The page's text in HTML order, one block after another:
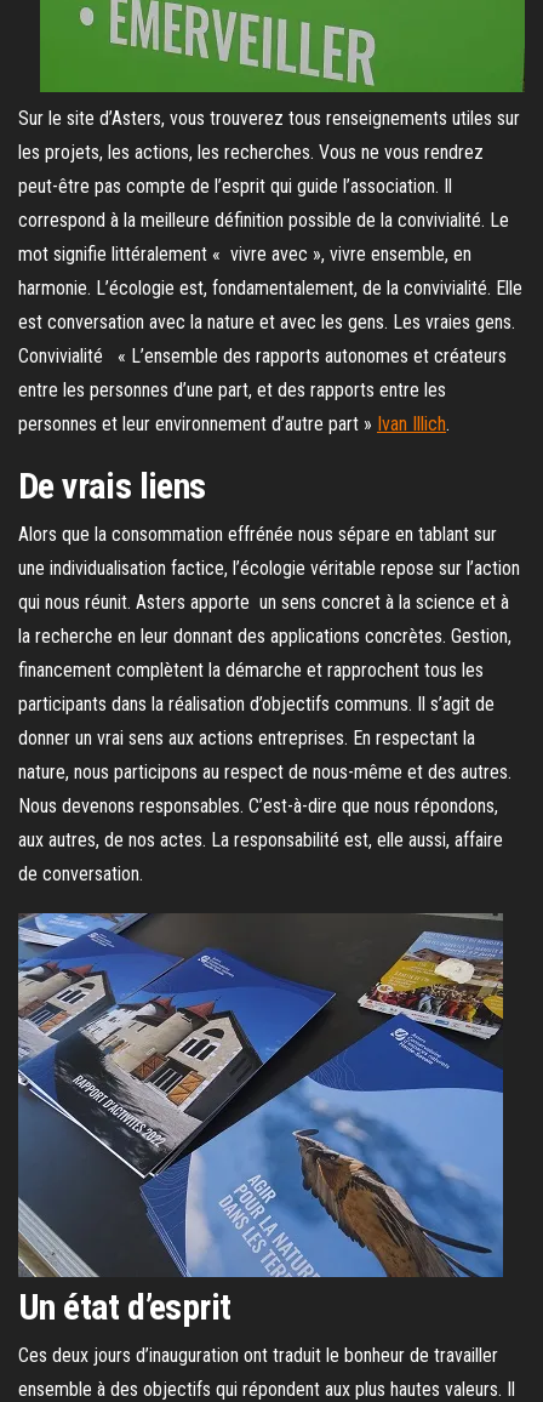
Sur le site d’Asters, vous trouverez tous renseignements utiles sur
les projets, les actions, les recherches. Vous ne vous rendrez
peut-être pas compte de l’esprit qui guide l’association. Il
correspond à la meilleure définition possible de la convivialité. Le
mot signifie littéralement « vivre avec », vivre ensemble, en
harmonie. L’écologie est, fondamentalement, de la convivialité. Elle
est conversation avec la nature et avec les gens. Les vraies gens.
Convivialité « L’ensemble des rapports autonomes et créateurs
entre les personnes d’une part, et des rapports entre les
personnes et leur environnement d’autre part » Ivan Illich.
De vrais liens
Alors que la consommation effrénée nous sépare en tablant sur
une individualisation factice, l’écologie véritable repose sur l’action
qui nous réunit. Asters apporte un sens concret à la science et à
la recherche en leur donnant des applications concrètes. Gestion,
financement complètent la démarche et rapprochent tous les
participants dans la réalisation d’objectifs communs. Il s’agit de
donner un vrai sens aux actions entreprises. En respectant la
nature, nous participons au respect de nous-même et des autres.
Nous devenons responsables. C’est-à-dire que nous répondons,
aux autres, de nos actes. La responsabilité est, elle aussi, affaire
de conversation.
Un état d’esprit
Ces deux jours d’inauguration ont traduit le bonheur de travailler
ensemble à des objectifs qui répondent aux plus hautes valeurs. Il